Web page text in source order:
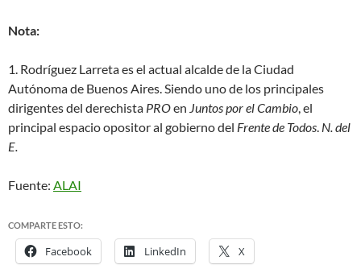
Nota:
1. Rodríguez Larreta es el actual alcalde de la Ciudad
Autónoma de Buenos Aires. Siendo uno de los principales
dirigentes del derechista PROen Juntos por el Cambio, el
principal espacio opositor al gobierno del Frente de Todos. N. del
E.
Fuente: ALAI
COMPARTE ESTO:
Facebook LinkedIn X